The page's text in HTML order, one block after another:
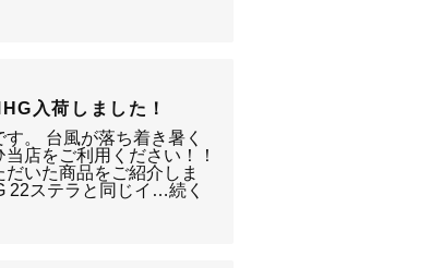
入荷しました！
。 台風が落ち着き暑く
店をご利用ください！！
いた商品をご紹介しま
22ステラと同じイ…続く